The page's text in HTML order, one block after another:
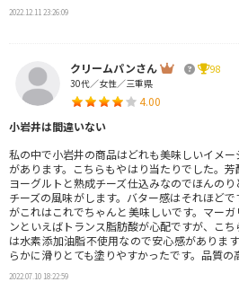
2022.12.11 23:26:09
クリームパンさん
98
30代／女性／三重県
4.00
小岩井は間違いない
私の中で小岩井の商品はどれも美味しいイメー
があります。こちらもやはり当たりでした。芳
ヨーグルトと熟成チーズ仕込みなのでほんのり
チーズの風味がします。バター感はそれほどで
がこれはこれでちゃんと美味しいです。マーガ
ンといえばトランス脂肪酸が心配ですが、こち
は水素添加油脂不使用なので安心感がありま
らかに滑りとても塗りやすかったです。品質の
2022.07.10 18:22:59